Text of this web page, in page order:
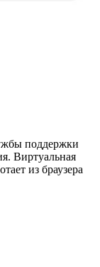
поддержки
Виртуальная
из браузера